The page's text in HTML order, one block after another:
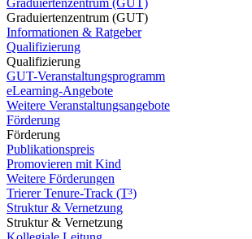
Graduiertenzentrum (GUT)
Graduiertenzentrum (GUT)
Informationen & Ratgeber
Qualifizierung
Qualifizierung
GUT-Veranstaltungsprogramm
eLearning-Angebote
Weitere Veranstaltungsangebote
Förderung
Förderung
Publikationspreis
Promovieren mit Kind
Weitere Förderungen
Trierer Tenure-Track (T³)
Struktur & Vernetzung
Struktur & Vernetzung